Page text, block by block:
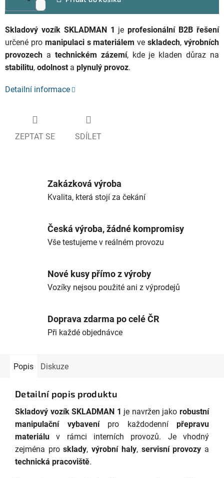
Skladový vozík SKLADMAN 1 jeprofesionální B2B řešení
určené pro manipulaci s materiálem veskladech,výrobních
provozech a technickém zázemí, kde je kladen důraz na
stabilitu, odolnost a plynulý provoz.
Detailní informace
ZEPTAT SE SDÍLET
Zakázková výroba
Kvalita, která stojí za čekání
Česká výroba, žádné kompromisy
Vše testujeme v reálném provozu
Nové kusy přímo z výroby
Vozíky nejsou použité ani z výprodejů
Doprava zdarma po celé ČR
Při každé objednávce
Popis Diskuze
Detailní popis produktu
Skladový vozík SKLADMAN 1 je navržen jakorobustní
manipulační vybavenípro každodenní přepravu
materiálu v rámci interních provozů. Je vhodný
zejména prosklady,výrobní haly, servisní provozy a
technická pracoviště.